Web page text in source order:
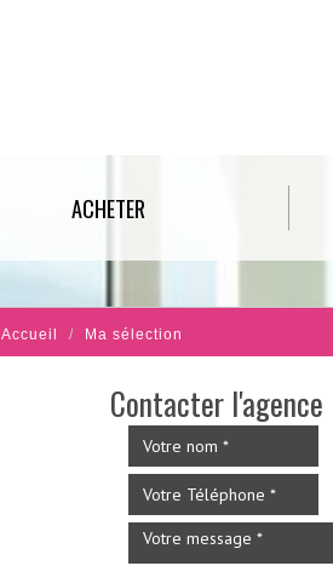
ACHETER
Accueil Ma sélection
Contacter l'agence